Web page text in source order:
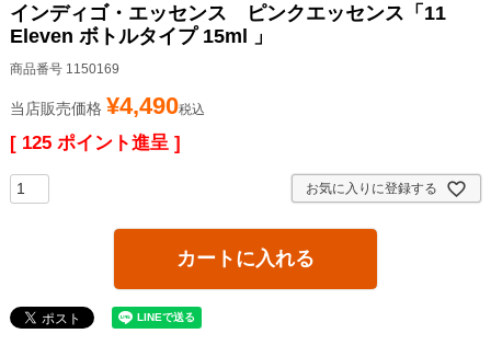
インディゴ・エッセンス ピンクエッセンス「11
Eleven ボトルタイプ 15ml 」
商品番号 1150169
当店販売価格 ¥4,490税込
[ 125 ポイント進呈 ]
お気に入りに登録する
カートに入れる